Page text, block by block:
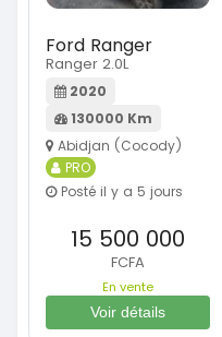
Ford Ranger
Ranger 2.0L
2020
130000 Km
Abidjan (Cocody)
PRO
Posté il y a 5 jours
15 500 000
FCFA
En vente
Voir détails